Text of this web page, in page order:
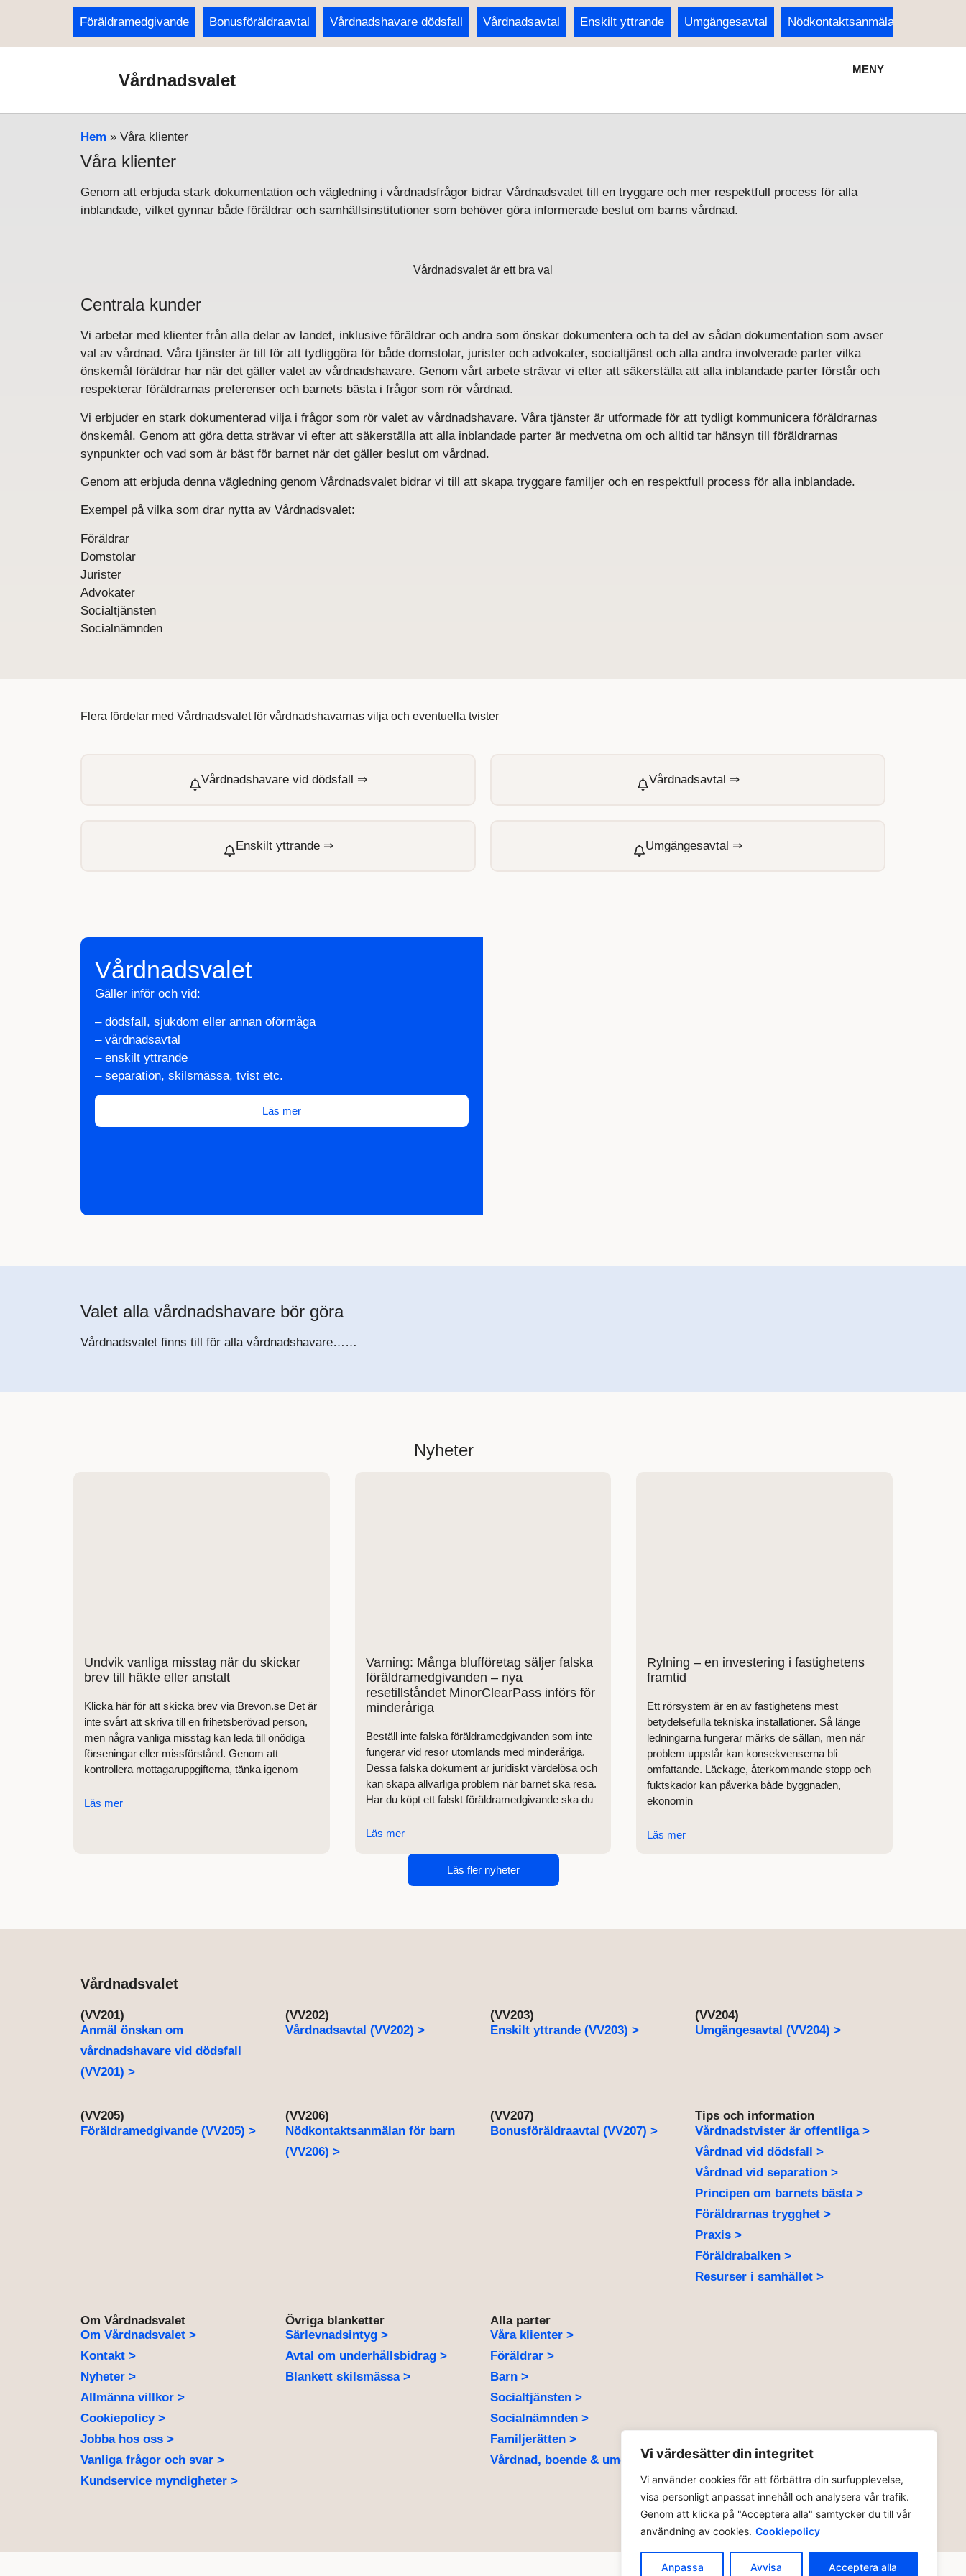
Vi värdesätter din integritet
Vi använder cookies för att förbättra din surfupplevelse,
visa personligt anpassat innehåll och analysera vår trafik.
Genom att klicka på "Acceptera alla" samtycker du till vår
användning av cookies. Cookiepolicy
Anpassa Avvisa Acceptera alla
Föräldramedgivande Bonusföräldraavtal Vårdnadshavare dödsfall Vårdnadsavtal Enskilt yttrande Umgängesavtal Nödkontaktsanmälan för barn
Vårdnadsvalet
MENY
Hem » Våra klienter
Våra klienter
Genom att erbjuda stark dokumentation och vägledning i vårdnadsfrågor bidrar Vårdnadsvalet till en tryggare och mer respektfull process för alla
inblandade, vilket gynnar både föräldrar och samhällsinstitutioner som behöver göra informerade beslut om barns vårdnad.
Vårdnadsvalet är ett bra val
Centrala kunder
Vi arbetar med klienter från alla delar av landet, inklusive föräldrar och andra som önskar dokumentera och ta del av sådan dokumentation som avser
val av vårdnad. Våra tjänster är till för att tydliggöra för både domstolar, jurister och advokater, socialtjänst och alla andra involverade parter vilka
önskemål föräldrar har när det gäller valet av vårdnadshavare. Genom vårt arbete strävar vi efter att säkerställa att alla inblandade parter förstår och
respekterar föräldrarnas preferenser och barnets bästa i frågor som rör vårdnad.
Vi erbjuder en stark dokumenterad vilja i frågor som rör valet av vårdnadshavare. Våra tjänster är utformade för att tydligt kommunicera föräldrarnas
önskemål. Genom att göra detta strävar vi efter att säkerställa att alla inblandade parter är medvetna om och alltid tar hänsyn till föräldrarnas
synpunkter och vad som är bäst för barnet när det gäller beslut om vårdnad.
Genom att erbjuda denna vägledning genom Vårdnadsvalet bidrar vi till att skapa tryggare familjer och en respektfull process för alla inblandade.
Exempel på vilka som drar nytta av Vårdnadsvalet:
Föräldrar
Domstolar
Jurister
Advokater
Socialtjänsten
Socialnämnden
Flera fördelar med Vårdnadsvalet för vårdnadshavarnas vilja och eventuella tvister
Vårdnadshavare vid dödsfall ⇒ Vårdnadsavtal ⇒
Enskilt yttrande ⇒ Umgängesavtal ⇒
Vårdnadsvalet
Gäller inför och vid:
– dödsfall, sjukdom eller annan oförmåga
– vårdnadsavtal
– enskilt yttrande
– separation, skilsmässa, tvist etc.
Läs mer
Valet alla vårdnadshavare bör göra
Vårdnadsvalet finns till för alla vårdnadshavare……
Nyheter
Undvik vanliga misstag när du skickar
brev till häkte eller anstalt
Klicka här för att skicka brev via Brevon.se Det är
inte svårt att skriva till en frihetsberövad person,
men några vanliga misstag kan leda till onödiga
förseningar eller missförstånd. Genom att
kontrollera mottagaruppgifterna, tänka igenom
Läs mer
Varning: Många blufföretag säljer falska
föräldramedgivanden – nya
resetillståndet MinorClearPass införs för
minderåriga
Beställ inte falska föräldramedgivanden som inte
fungerar vid resor utomlands med minderåriga.
Dessa falska dokument är juridiskt värdelösa och
kan skapa allvarliga problem när barnet ska resa.
Har du köpt ett falskt föräldramedgivande ska du
Läs mer
Rylning – en investering i fastighetens
framtid
Ett rörsystem är en av fastighetens mest
betydelsefulla tekniska installationer. Så länge
ledningarna fungerar märks de sällan, men när
problem uppstår kan konsekvenserna bli
omfattande. Läckage, återkommande stopp och
fuktskador kan påverka både byggnaden,
ekonomin
Läs mer
Läs fler nyheter
Vårdnadsvalet
(VV201)
Anmäl önskan om
vårdnadshavare vid dödsfall
(VV201) >
(VV202)
Vårdnadsavtal (VV202) >
(VV203)
Enskilt yttrande (VV203) >
(VV204)
Umgängesavtal (VV204) >
(VV205)
Föräldramedgivande (VV205) >
(VV206)
Nödkontaktsanmälan för barn
(VV206) >
(VV207)
Bonusföräldraavtal (VV207) >
Tips och information
Vårdnadstvister är offentliga >
Vårdnad vid dödsfall >
Vårdnad vid separation >
Principen om barnets bästa >
Föräldrarnas trygghet >
Praxis >
Föräldrabalken >
Resurser i samhället >
Om Vårdnadsvalet
Om Vårdnadsvalet >
Kontakt >
Nyheter >
Allmänna villkor >
Cookiepolicy >
Jobba hos oss >
Vanliga frågor och svar >
Kundservice myndigheter >
Övriga blanketter
Särlevnadsintyg >
Avtal om underhållsbidrag >
Blankett skilsmässa >
Alla parter
Våra klienter >
Föräldrar >
Barn >
Socialtjänsten >
Socialnämnden >
Familjerätten >
Vårdnad, boende & umgänge >